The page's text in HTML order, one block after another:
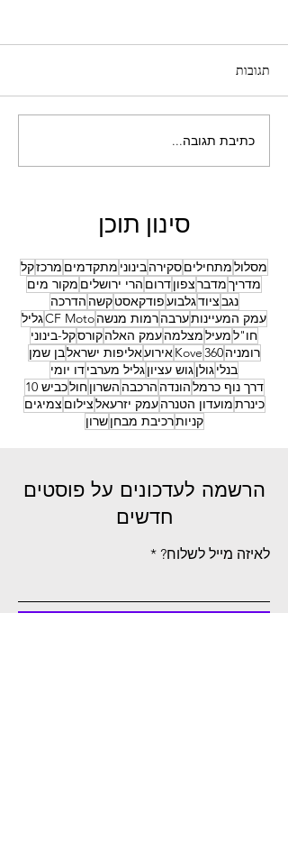
ציוד רכיבת שטח למתחילים
תגובות
כתיבת תגובה...
סינון תוכן
מסלולמתחיליםסקירהבינוני מתקדמים מרכזקל
מדריךמדברצפוןדרום הרי ירושלים מקור מים
נגבציודגלבועפודקאסטקשה הדרכה
עמק המעיינותערבהרמות מנשהCF Motoגליל
חו"למעילמצלמהעמק האלהקורסקל-בינוני
רומניה360
Koveאירועאליפות ישראלבן שמן
בנליגולןגוש עציוןגליל מערבידו יומי
דרך נוף כרמלהונדה הרכבה השרוןחולכביש 10
כינרתמועדון הטנרהעמק יזרעאלצילום צמיגים
קניותרכיבת מבחןשרון
הרשמה לעדכונים על פוסטים
חדשים
לאיזה מייל לשלוח?